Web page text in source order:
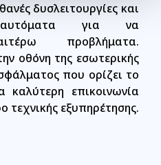
δυσλειτουργίες και
αυτόματα για να
προβλήματα.
οθόνη της εσωτερικής
που ορίζει το
καλύτερη επικοινωνία
τεχνικής εξυπηρέτησης.